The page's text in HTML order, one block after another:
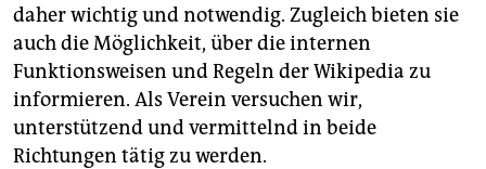
daher wichtig und notwendig. Zugleich bieten sie
auch die Möglichkeit, über die internen
Funktionsweisen und Regeln der Wikipedia zu
informieren. Als Verein versuchen wir,
unterstützend und vermittelnd in beide
Richtungen tätig zu werden.